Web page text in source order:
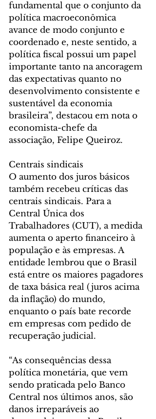
fundamental que o conjunto da
política macroeconômica
avance de modo conjunto e
coordenado e, neste sentido, a
política fiscal possui um papel
importante tanto na ancoragem
das expectativas quanto no
desenvolvimento consistente e
sustentável da economia
brasileira”, destacou em nota o
economista-chefe da
associação, Felipe Queiroz.
Centrais sindicais
O aumento dos juros básicos
também recebeu críticas das
centrais sindicais. Para a
Central Única dos
Trabalhadores (CUT), a medida
aumenta o aperto financeiro à
população e às empresas. A
entidade lembrou que o Brasil
está entre os maiores pagadores
de taxa básica real (juros acima
da inflação) do mundo,
enquanto o país bate recorde
em empresas com pedido de
recuperação judicial.
“As consequências dessa
política monetária, que vem
sendo praticada pelo Banco
Central nos últimos anos, são
danos irreparáveis ao